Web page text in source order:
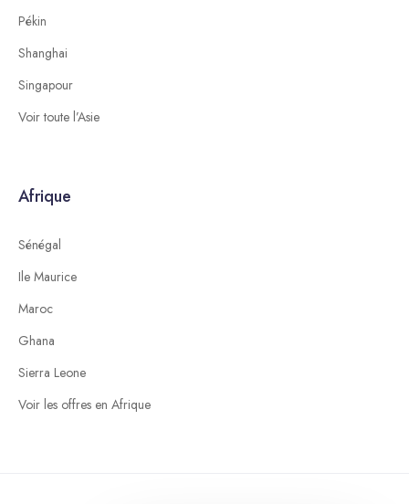
Pékin
Shanghai
Singapour
Voir toute l’Asie
Afrique
Sénégal
Ile Maurice
Maroc
Ghana
Sierra Leone
Voir les offres en Afrique